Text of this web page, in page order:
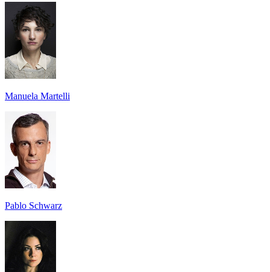
Manuela Martelli
Pablo Schwarz